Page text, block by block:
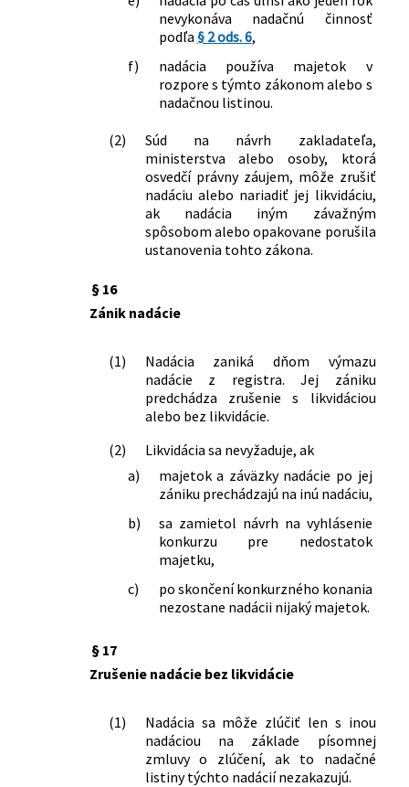
nevykonáva nadačnú činnosť
podľa § 2 ods. 6,
f)
nadácia používa majetok v
rozpore s týmto zákonom alebo s
nadačnou listinou.
(2)
Súd na návrh zakladateľa,
ministerstva alebo osoby, ktorá
osvedčí právny záujem, môže zrušiť
nadáciu alebo nariadiť jej likvidáciu,
ak nadácia iným závažným
spôsobom alebo opakovane porušila
ustanovenia tohto zákona.
§ 16
Zánik nadácie
(1)
Nadácia zaniká dňom výmazu
nadácie z registra. Jej zániku
predchádza zrušenie s likvidáciou
alebo bez likvidácie.
(2)
Likvidácia sa nevyžaduje, ak
a)
majetok a záväzky nadácie po jej
zániku prechádzajú na inú nadáciu,
b)
sa zamietol návrh na vyhlásenie
konkurzu pre nedostatok
majetku,
c)
po skončení konkurzného konania
nezostane nadácii nijaký majetok.
§ 17
Zrušenie nadácie bez likvidácie
(1)
Nadácia sa môže zlúčiť len s inou
nadáciou na základe písomnej
zmluvy o zlúčení, ak to nadačné
listiny týchto nadácií nezakazujú.